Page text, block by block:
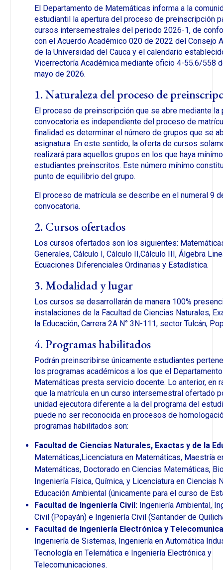
El Departamento de Matemáticas informa a la
estudiantil la apertura del proceso de preinscripción
cursos intersemestrales del periodo 2026-1, de
con el Acuerdo Académico 020 de 2022 del Consejo
de la Universidad del Cauca y el calendario
Vicerrectoría Académica mediante oficio 4-55.6/558
mayo de 2026.
1. Naturaleza del proceso de
El proceso de preinscripción que se abre mediante la
convocatoria es independiente del proceso de
finalidad es determinar el número de grupos que se
asignatura. En este sentido, la oferta de cursos
realizará para aquellos grupos en los que haya
estudiantes preinscritos. Este número mínimo
punto de equilibrio del grupo.
El proceso de matrícula se describe en el numeral 9
convocatoria.
2. Cursos ofertados
Los cursos ofertados son los siguientes:
Generales, Cálculo I, Cálculo II,Cálculo III, Álgebra
Ecuaciones Diferenciales Ordinarias y Estadística.
3. Modalidad y lugar
Los cursos se desarrollarán de manera 100%
instalaciones de la Facultad de Ciencias Naturales,
la Educación, Carrera 2A N° 3N-111, sector Tulcán,
4. Programas habilitados
Podrán preinscribirse únicamente estudiantes
los programas académicos a los que el
Matemáticas presta servicio docente. Lo anterior, en
que la matrícula en un curso intersemestral ofertado
unidad ejecutora diferente a la del programa del
puede no ser reconocida en procesos de
programas habilitados son:
Facultad de Ciencias Naturales, Exactas y de la
Matemáticas,Licenciatura en Matemáticas, Maestría
Matemáticas, Doctorado en Ciencias Matemáticas,
Ingeniería Física, Química, y Licenciatura en Ciencias
Educación Ambiental (únicamente para el curso de
Facultad de Ingeniería Civil: Ingeniería Ambiental,
Civil (Popayán) e Ingeniería Civil (Santander de
Facultad de Ingeniería Electrónica y
Ingeniería de Sistemas, Ingeniería en Automática
Tecnología en Telemática e Ingeniería Electrónica y
Telecomunicaciones.